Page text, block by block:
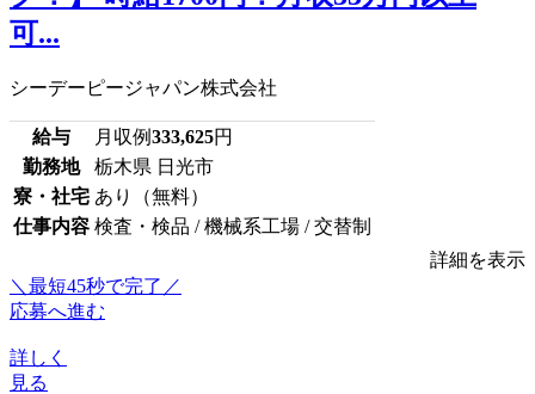
可...
シーデーピージャパン株式会社
給与 月収例333,625円
勤務地
栃木県 日光市
寮・社宅 あり（無料）
仕事内容 検査・検品 / 機械系工場 / 交替制
詳細を表示
＼最短45秒で完了／
応募へ進む
詳しく
見る